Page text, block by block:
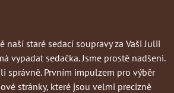
naší staré sedací soupravy za Vaši Julii
vypadat sedačka. Jsme prostě nadšeni.
správně. Prvním impulzem pro výběr
stránky, které jsou velmi precizně